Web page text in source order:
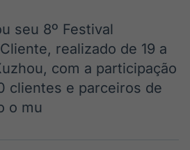
ativos
dados
Broadcast
Widgets
Componentes
Broadcast
Wallboard
seu 8º Festival
realizado de 19 a
com a participação
clientes e parceiros de
o mu